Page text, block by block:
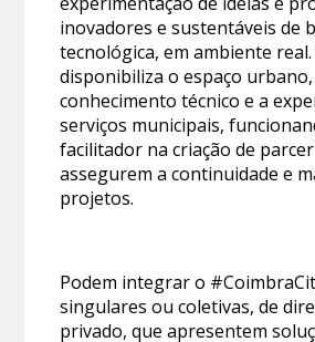
inovadores e sustentáveis de
tecnológica, em ambiente
disponibiliza o espaço
conhecimento técnico e a
serviços municipais,
facilitador na criação de
assegurem a continuidade e
projetos.
Podem integrar o
singulares ou coletivas, de
privado, que apresentem